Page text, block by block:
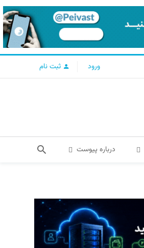
ورود ثبت نام
درباره پیوست